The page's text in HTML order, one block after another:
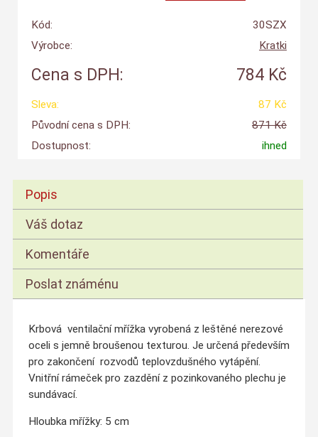
Kód:
30SZX
Výrobce:
Kratki
Cena s DPH: 784 Kč
Sleva:
87 Kč
Původní cena s DPH:
871 Kč
Dostupnost:
ihned
Popis
Váš dotaz
Komentáře
Poslat známénu
Krbová ventilační mřížka vyrobená z leštěné nerezové
oceli s jemně broušenou texturou. Je určená především
pro zakončení rozvodů teplovzdušného vytápění.
Vnitřní rámeček pro zazdění z pozinkovaného plechu je
sundávací.
Hloubka mřížky: 5 cm